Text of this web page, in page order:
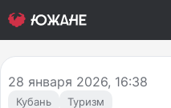
Кубань Туризм
28 января 2026, 16:38